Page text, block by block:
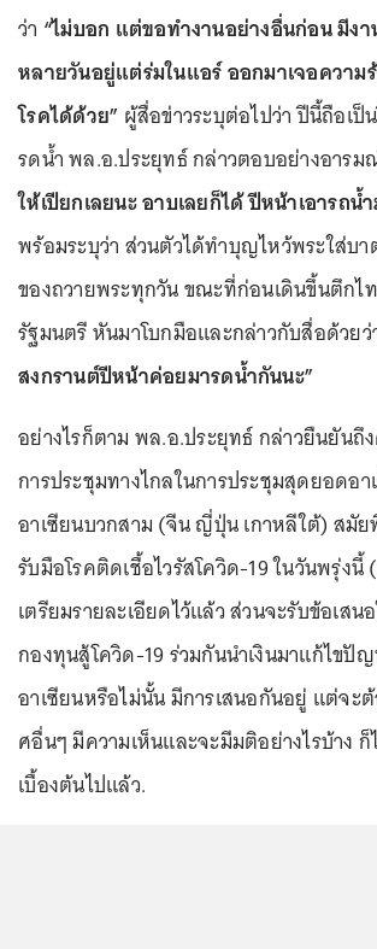
ว่า “ไม่บอก แต่ขอทำงานอย่างอื่นก่อน มีง
หลายวันอยู่แต่ร่มในแอร์ ออกมาเจอความ
โรคได้ด้วย” ผู้สื่อข่าวระบุต่อไปว่า ปีนี้ถือเป็
รดน้ำ พล.อ.ประยุทธ์ กล่าวตอบอย่างอารม
ให้เปียกเลยนะ อาบเลยก็ได้ ปีหน้าเอารถน้
พร้อมระบุว่า ส่วนตัวได้ทำบุญไหว้พระใส่บ
ของถวายพระทุกวัน ขณะที่ก่อนเดินขึ้นตึกไ
รัฐมนตรี หันมาโบกมือและกล่าวกับสื่อด้วยว่
สงกรานต์ปีหน้าค่อยมารดน้ำกันนะ”
อย่างไรก็ตาม พล.อ.ประยุทธ์ กล่าวยืนยันถึ
การประชุมทางไกลในการประชุมสุดยอดอ
อาเซียนบวกสาม (จีน ญี่ปุ่น เกาหลีใต้) สมัย
รับมือโรคติดเชื้อไวรัสโควิด-19 ในวันพรุ่งนี้
เตรียมรายละเอียดไว้แล้ว ส่วนจะรับข้อเสน
กองทุนสู้โควิด-19 ร่วมกันนำเงินมาแก้ไขปั
อาเซียนหรือไม่นั้น มีการเสนอกันอยู่ แต่จะต้
ศอื่นๆ มีความเห็นและจะมีมติอย่างไรบ้าง
เบื้องต้นไปแล้ว.